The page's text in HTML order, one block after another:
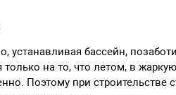
устанавливая бассейн,
на то, что летом, в
Поэтому при строительстве